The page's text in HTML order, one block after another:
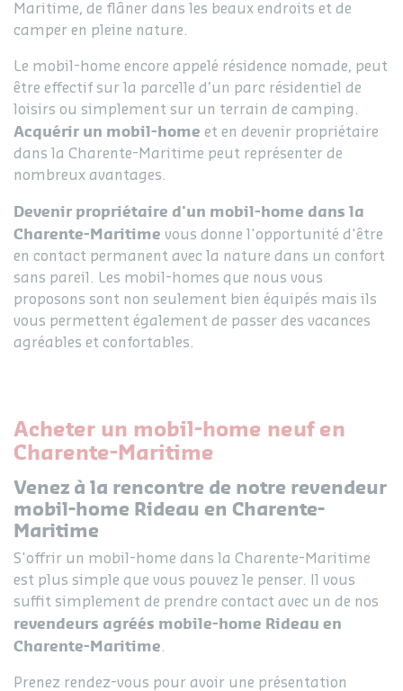
Maritime, de flâner dans les beaux endroits et de
camper en pleine nature.
Le mobil-home encore appelé résidence nomade, peut
être effectif sur la parcelle d’un parc résidentiel de
loisirs ou simplement sur un terrain de camping.
Acquérir un mobil-home et en devenir propriétaire
dans la Charente-Maritime peut représenter de
nombreux avantages.
Devenir propriétaire d'un mobil-home dans la
Charente-Maritime vous donne l'opportunité d'être
en contact permanent avec la nature dans un confort
sans pareil. Les mobil-homes que nous vous
proposons sont non seulement bien équipés mais ils
vous permettent également de passer des vacances
agréables et confortables.
Acheter un mobil-home neuf en
Charente-Maritime
Venez à la rencontre de notre revendeur
mobil-home Rideau en Charente-
Maritime
S'offrir un mobil-home dans la Charente-Maritime
est plus simple que vous pouvez le penser. Il vous
suffit simplement de prendre contact avec un de nos
revendeurs agréés mobile-home Rideau en
Charente-Maritime.
Prenez rendez-vous pour avoir une présentation